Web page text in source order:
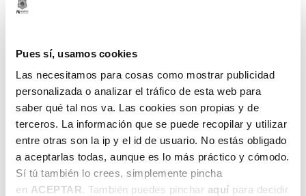
Pues sí, usamos cookies
Las necesitamos para cosas como mostrar publicidad
personalizada o analizar el tráfico de esta web para
saber qué tal nos va. Las cookies son propias y de
terceros. La información que se puede recopilar y utilizar
entre otras son la ip y el id de usuario. No estás obligado
a aceptarlas todas, aunque es lo más práctico y cómodo.
Sí tú también lo crees, simplemente pincha
en ACEPTAR. También puedes pinchar aquí para decidir
Accede aBacantix
Entra en tu área personal (parte
superior derecha), introduciendo tu
correo electrónico y contraseña.
Dirígete al apartado “Mis reservas” para
gestionar la compra y activar tu carnet.